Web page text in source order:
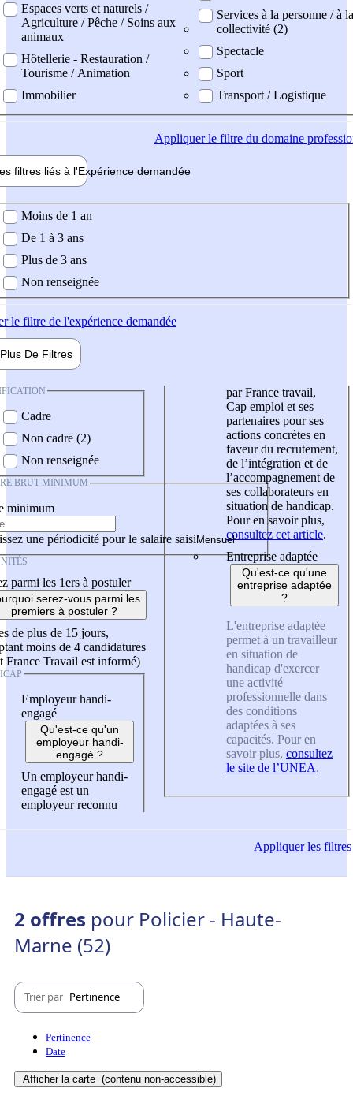
Espaces verts et naturels /
Agriculture / Pêche / Soins aux
animaux
Hôtellerie - Restauration /
Tourisme / Animation
Immobilier
Services à la personne / à la
collectivité (2)
Spectacle
Sport
Transport / Logistique
Appliquerle filtre du domaine
filtres liés à l'Expérience demandée
demandée
Moins de 1 an
De 1 à 3 ans
Plus de 3 ans
Non renseignée
le filtre de l'expérience demandée
Plus De Filtres
Cadre
Non cadre (2)
Non renseignée
BRUT MINIMUM
minimum
une périodicité pour le salaire saisi
parmi les 1ers à postuler
serez-vous parmi les
premiers à postuler ?
de plus de 15 jours,
moins de 4 candidatures
France Travail est informé)
Employeur handi-
engagé
Qu'est-ce qu'un
employeur handi-
engagé ?
Un employeur handi-
engagé est un
employeur reconnu
par France travail,
Cap emploi et ses
partenaires pour ses
actions concrètes en
faveur du recrutement,
de l’intégration et de
l’accompagnement de
ses collaborateurs en
situation de handicap.
Pour en savoir plus,
consultez cet article.
Entreprise adaptée
Qu'est-ce qu'une
entreprise adaptée
?
L'entreprise adaptée
permet à un travailleur
en situation de
handicap d'exercer
une activité
professionnelle dans
des conditions
adaptées à ses
capacités. Pour en
savoir plus, consultez
le site de l’UNEA.
Appliquerles filtres
2 offres pour Policier - Haute-
Marne (52)
Trier par Pertinence
Pertinence
Date
Afficher la carte (contenu non-accessible)